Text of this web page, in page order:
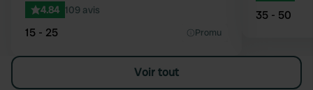
4.84 109 avis
15 - 25 Promu
35 - 50
Voir tout